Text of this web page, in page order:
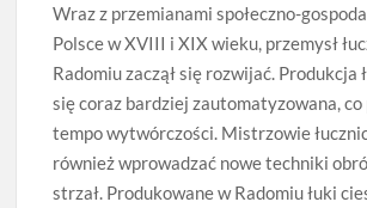
Wraz z przemianami społeczno-
Polsce w XVIII i XIX wieku, przemysł
Radomiu zaczął się rozwijać. Produkcja
się coraz bardziej zautomatyzowana, co
tempo wytwórczości. Mistrzowie
również wprowadzać nowe techniki
strzał. Produkowane w Radomiu łuki